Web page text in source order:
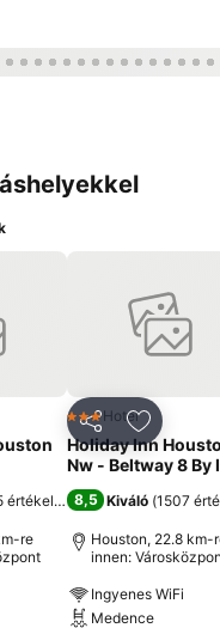
a kedvencekhez
értékelés)
re
Megosztás
3 Kategória
Hotel
Holiday Inn
Nw - Beltway 8 By
8,5 Kiváló (1507
Houston, 22.8 km-
innen:
Ingyenes WiFi
Medence